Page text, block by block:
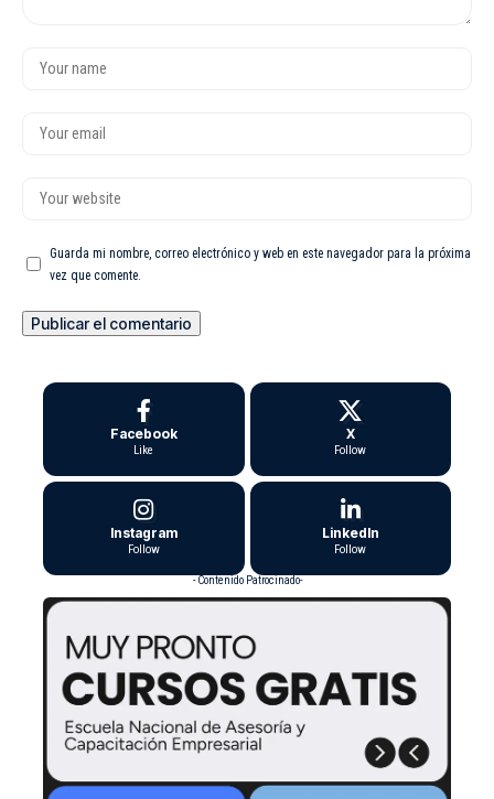
Guarda mi nombre, correo electrónico y web en este navegador para la próxima
vez que comente.
Facebook
Like
X
Follow
Instagram
Follow
LinkedIn
Follow
- Contenido Patrocinado-